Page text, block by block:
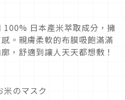
100% 日本產米萃取成分，擁
。親膚柔軟的布膜吸飽滿滿
，舒適到讓人天天都想敷！
のマスク